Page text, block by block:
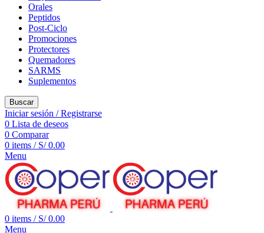
Orales
Peptidos
Post-Ciclo
Promociones
Protectores
Quemadores
SARMS
Suplementos
Buscar
Iniciar sesión / Registrarse
0 Lista de deseos
0 Comparar
0 items / S/0.00
Menu
0 items / S/0.00
Menu